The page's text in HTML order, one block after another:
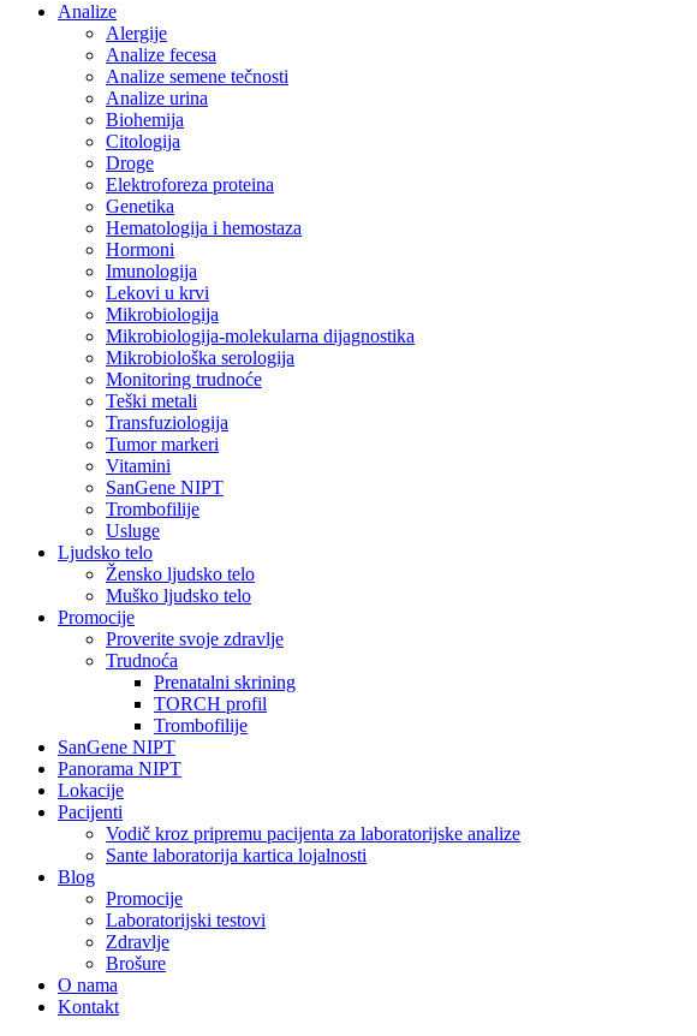
Analize
Alergije
Analize fecesa
Analize semene tečnosti
Analize urina
Biohemija
Citologija
Droge
Elektroforeza proteina
Genetika
Hematologija i hemostaza
Hormoni
Imunologija
Lekovi u krvi
Mikrobiologija
Mikrobiologija-molekularna dijagnostika
Mikrobiološka serologija
Monitoring trudnoće
Teški metali
Transfuziologija
Tumor markeri
Vitamini
SanGene NIPT
Trombofilije
Usluge
Ljudsko telo
Žensko ljudsko telo
Muško ljudsko telo
Promocije
Proverite svoje zdravlje
Trudnoća
Prenatalni skrining
TORCH profil
Trombofilije
SanGene NIPT
Panorama NIPT
Lokacije
Pacijenti
Vodič kroz pripremu pacijenta za laboratorijske analize
Sante laboratorija kartica lojalnosti
Blog
Promocije
Laboratorijski testovi
Zdravlje
Brošure
O nama
Kontakt